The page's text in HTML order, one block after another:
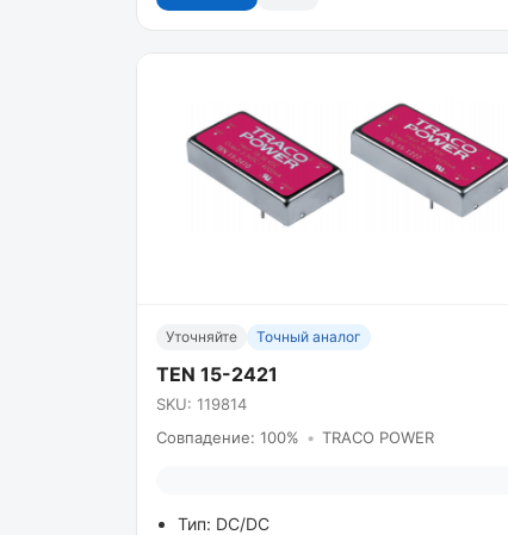
Уточняйте Точный аналог
TEN 15-2421
SKU: 119814
Совпадение: 100% • TRACO POWER
Тип: DC/DC